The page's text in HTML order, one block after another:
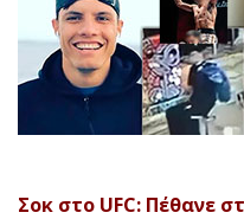
Σοκ στο UFC: Πέθανε